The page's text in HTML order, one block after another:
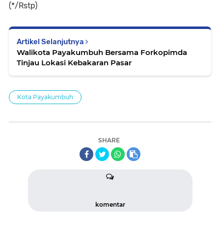
(*/Rstp)
Artikel Selanjutnya
Walikota Payakumbuh Bersama Forkopimda
Tinjau Lokasi Kebakaran Pasar
Kota Payakumbuh
SHARE
komentar